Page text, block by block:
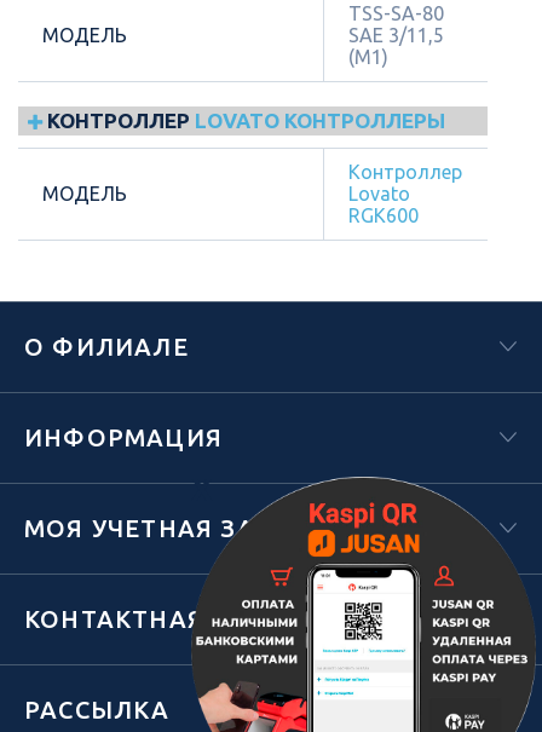
МОДЕЛЬ
TSS-SA-80
SAE 3/11,5
(М1)
КОНТРОЛЛЕР LOVATO КОНТРОЛЛЕРЫ
МОДЕЛЬ
Контроллер
Lovato
RGK600
Х
О ФИЛИАЛЕ
ИНФОРМАЦИЯ
МОЯ УЧЕТНАЯ ЗАПИСЬ
КОНТАКТНАЯ ИНФОРМАЦИЯ
РАССЫЛКА